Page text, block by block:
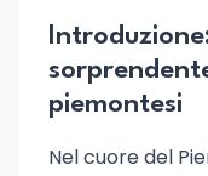
piemontesi
Nel cuore del